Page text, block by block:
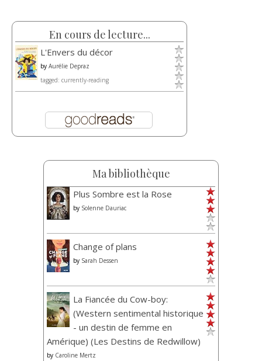
En cours de lecture...
L'Envers du décor
by Aurélie Depraz
tagged: currently-reading
Ma bibliothèque
Plus Sombre est la Rose
by Solenne Dauriac
Change of plans
by Sarah Dessen
La Fiancée du Cow-boy:
(Western sentimental historique
- un destin de femme en
Amérique) (Les Destins de Redwillow)
by Caroline Mertz